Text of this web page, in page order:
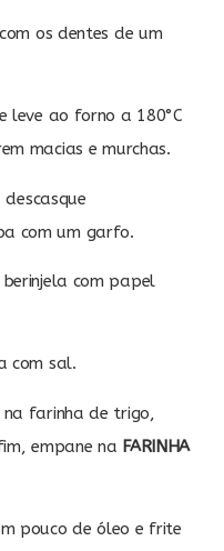
os dentes de um
leve ao forno a 180°C
macias e murchas.
com um garfo.
com papel
com sal.
na farinha de trigo,
empane na FARINHA
pouco de óleo e frite